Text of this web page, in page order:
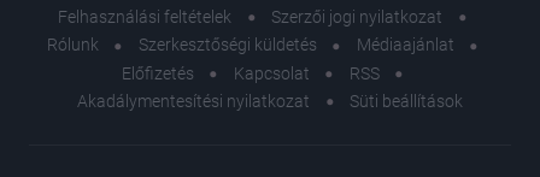
Felhasználási feltételek
Szerzői jogi nyilatkozat
Rólunk
Szerkesztőségi küldetés
Médiaajánlat
Előfizetés
Kapcsolat
RSS
Akadálymentesítési nyilatkozat
Süti beállítások